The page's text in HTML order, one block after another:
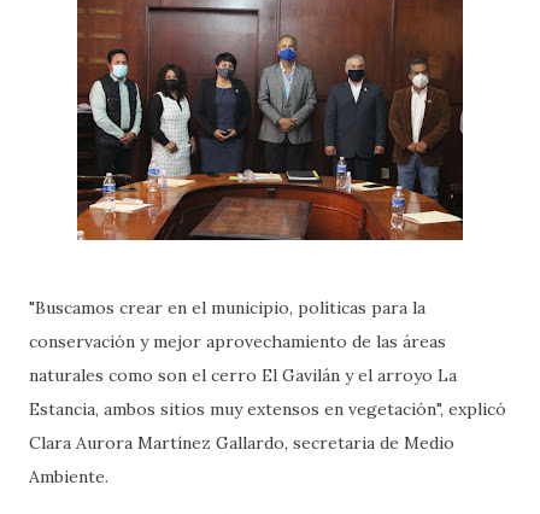
"Buscamos crear en el municipio, políticas para la
conservación y mejor aprovechamiento de las áreas
naturales como son el cerro El Gavilán y el arroyo La
Estancia, ambos sitios muy extensos en vegetación", explicó
Clara Aurora Martínez Gallardo, secretaria de Medio
Ambiente.